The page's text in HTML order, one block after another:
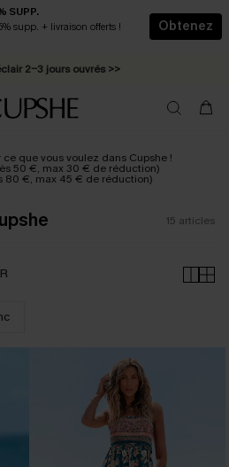
SUPP.
supp. + livraison offerts !
Obtenez
2-3 jours ouvrés >>
: -25% dès 4 achetés >>
que vous voulez dans Cupshe !
50 €, max 30 € de réduction)
80 €, max 45 € de réduction)
15 articles